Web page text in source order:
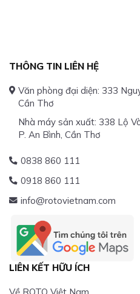
THÔNG TIN LIÊN HỆ
Văn phòng đại diện: 333
Cần Thơ
Nhà máy sản xuất: 338 Lộ
P. An Bình, Cần Thơ
0838 860 111
0918 860 111
info@rotovietnam.com
LIÊN KẾT HỮU ÍCH